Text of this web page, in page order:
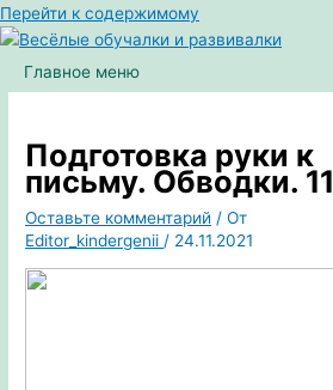
Перейти к содержимому
Главное меню
Подготовка руки к
письму. Обводки. 11
Оставьте комментарий / От
Editor_kindergenii / 24.11.2021